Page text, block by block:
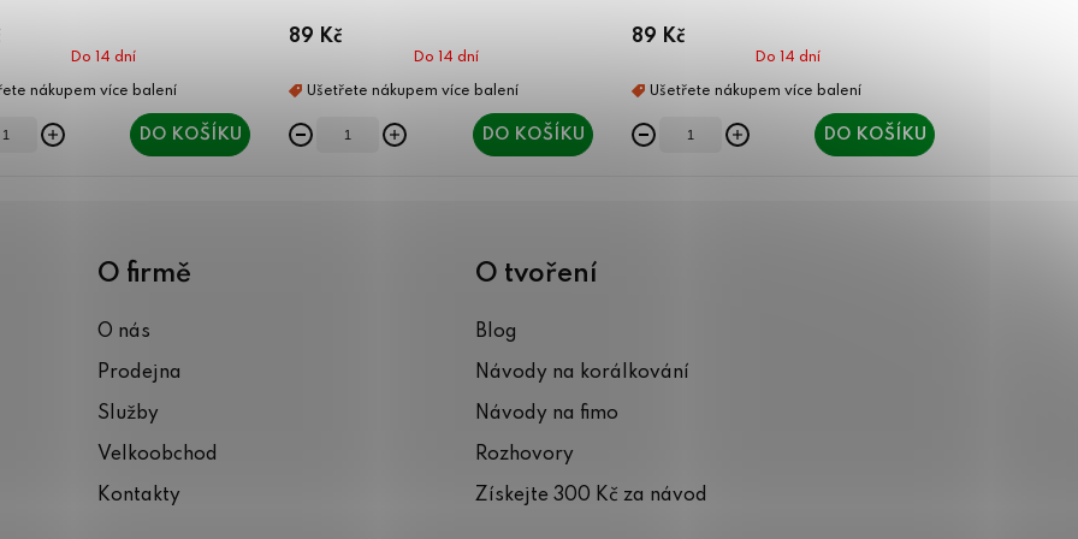
Do 14 dní
DO KOŠÍKU
89 Kč
Do 14 dní
DO KOŠÍKU
89 Kč
Do 14 dní
DO KOŠÍKU
O firmě
O nás
Prodejna
Služby
Velkoobchod
Kontakty
O tvoření
Blog
Návody na korálkování
Návody na fimo
Rozhovory
Získejte 300 Kč za návod